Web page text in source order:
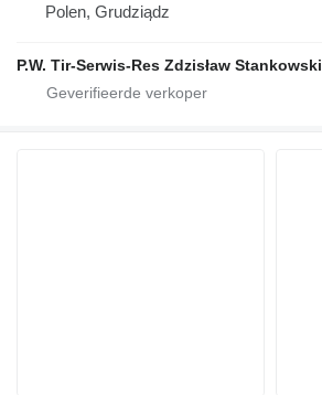
Polen, Grudziądz
P.W. Tir-Serwis-Res Zdzisław Stankowski